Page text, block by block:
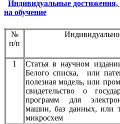
Индивидуальные
на обучение
№
п/п
1
Статья в научном
Белого списка, или
полезная модель, или
свидетельство о
программ для
машин, баз данных, или
микросхем